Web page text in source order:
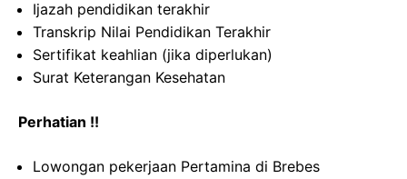
Ijazah pendidikan terakhir
Transkrip Nilai Pendidikan Terakhir
Sertifikat keahlian (jika diperlukan)
Surat Keterangan Kesehatan
Perhatian !!
Lowongan pekerjaan Pertamina di Brebes